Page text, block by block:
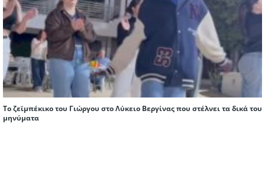
Το ζεϊμπέκικο του Γιώργου στο Λύκειο Βεργίνας που στέλνει τα δικά του
μηνύματα